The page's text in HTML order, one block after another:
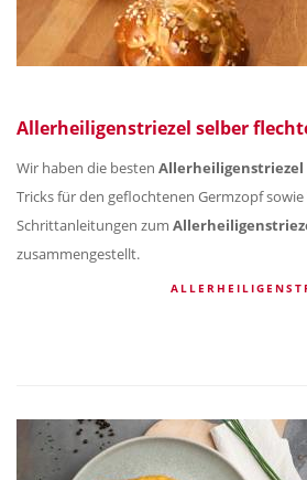
Allerheiligenstriezel selber
Wir haben die besten Allerheiligenstriezel
Tricks für den geflochtenen Germzopf
Schrittanleitungen zum
zusammengestellt.